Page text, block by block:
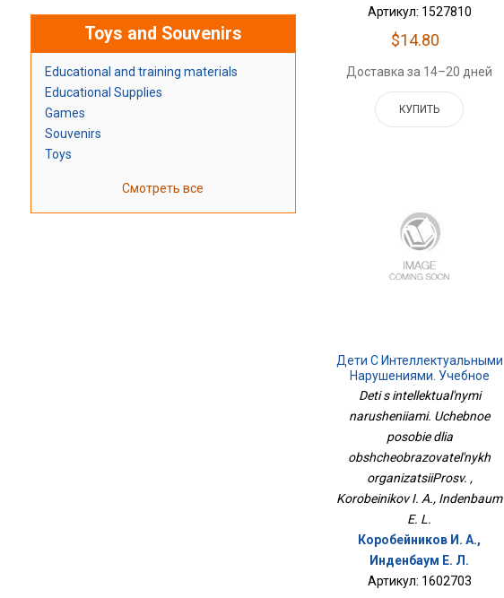
Toys and Souvenirs
Educational and training materials
Educational Supplies
Games
Souvenirs
Toys
Смотреть все
Артикул: 1527810
$14.80
Доставка за 14–20 дней
КУПИТЬ
Дети С Интеллектуальными
Нарушениями. Учебное
Пособие Для
Общеобразовательных
ОрганизацийПросв.
Deti s intellektual'nymi
narusheniiami. Uchebnoe
posobie dlia
obshcheobrazovatel'nykh
organizatsiiProsv. ,
Korobeinikov I. A., Indenbaum
E. L.
Коробейников И. А.,
Инденбаум Е. Л.
Артикул: 1602703